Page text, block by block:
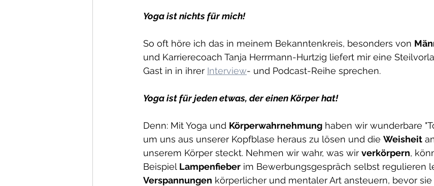
Yoga ist nichts für mich!
So oft höre ich das in meinem Bekanntenkreis, besonders von
und Karrierecoach Tanja Herrmann-Hurtzig liefert mir eine
Gast in in ihrer Interview- und Podcast-Reihe sprechen.
Yoga ist für jeden etwas, der einen Körper hat!
Denn: Mit Yoga und Körperwahrnehmung haben wir wunderbare
um uns aus unserer Kopfblase heraus zu lösen und die Weisheit
unserem Körper steckt. Nehmen wir wahr, was wir verkörpern,
Beispiel Lampenfieber im Bewerbungsgespräch selbst regulieren
Verspannungen körperlicher und mentaler Art ansteuern, bevor